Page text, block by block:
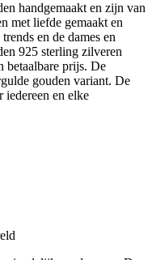
handgemaakt en zijn van
met liefde gemaakt en
en de dames en
925 sterling zilveren
betaalbare prijs. De
gouden variant. De
en elke